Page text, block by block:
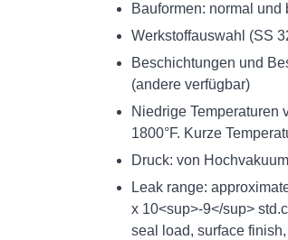
Bauformen: normal
Werkstoffauswahl (SS
Beschichtungen und
(andere verfügbar)
Niedrige Temperaturen
1800°F. Kurze
Druck: von
Leak range:
x 10<sup>-9</sup>
seal load, surface